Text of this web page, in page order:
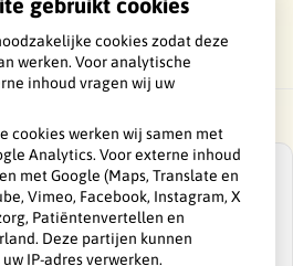
gegeven voor
die nodig is om dit te
cookies zodat deze
werken. Voor analytische
inhoud vragen wij uw
cookies werken wij samen met
Analytics. Voor externe inhoud
met Google (Maps, Translate en
Vimeo, Facebook, Instagram, X
Patiëntenvertellen en
Deze partijen kunnen
IP-adres verwerken.